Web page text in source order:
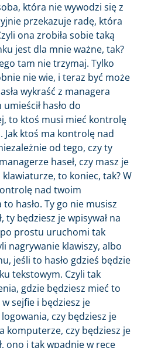
która nie wywodzi się z
przekazuje radę, która
ona zrobiła sobie taką
jest dla mnie ważne, tak?
tam nie trzymaj. Tylko
nie wie, i teraz być może
wykraść z managera
hasło do
to ktoś musi mieć kontrolę
ktoś ma kontrolę nad
od tego, czy ty
haseł, czy masz je
klawiaturze, to koniec, tak? W
nad twoim
hasło. Ty go nie musisz
ty będziesz je wpisywał na
prostu uruchomi tak
nagrywanie klawiszy, albo
jeśli to hasło gdzieś będzie
tekstowym. Czyli tak
gdzie będziesz mieć to
sejfie i będziesz je
czy będziesz je
komputerze, czy będziesz je
ono i tak wpadnie w ręce